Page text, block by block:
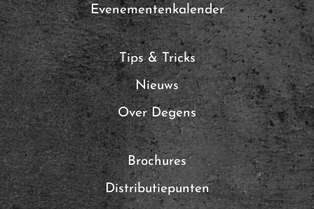
Evenementenkalender
Tips & Tricks
Nieuws
Over Degens
Brochures
Distributiepunten